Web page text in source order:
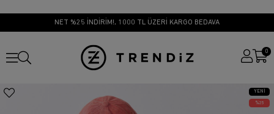
NET %25 İNDİRİM!, 1000 TL ÜZERİ KARGO BEDAVA
0
YENI
ÜRÜN
25